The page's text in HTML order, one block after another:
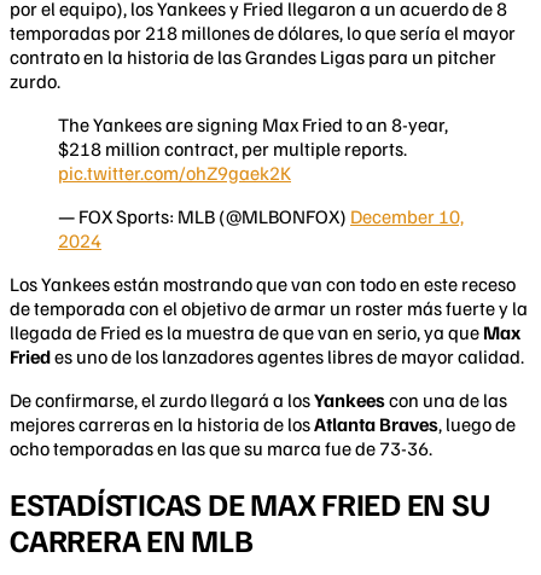
por el equipo), los Yankees y Fried llegaron a un acuerdo de 8
temporadas por 218 millones de dólares, lo que sería el mayor
contrato en la historia de las Grandes Ligas para un pitcher
zurdo.
The Yankees are signing Max Fried to an 8-year,
$218 million contract, per multiple reports.
pic.twitter.com/ohZ9gaek2K
— FOX Sports: MLB (@MLBONFOX) December 10,
2024
Los Yankees están mostrando que van con todo en este receso
de temporada con el objetivo de armar un roster más fuerte y la
llegada de Fried es la muestra de que van en serio, ya que Max
Friedes uno de los lanzadores agentes libres de mayor calidad.
De confirmarse, el zurdo llegará a losYankeescon una de las
mejores carreras en la historia de losAtlanta Braves, luego de
ocho temporadas en las que su marca fue de 73-36.
ESTADÍSTICAS DE MAX FRIED EN SU
CARRERA EN MLB